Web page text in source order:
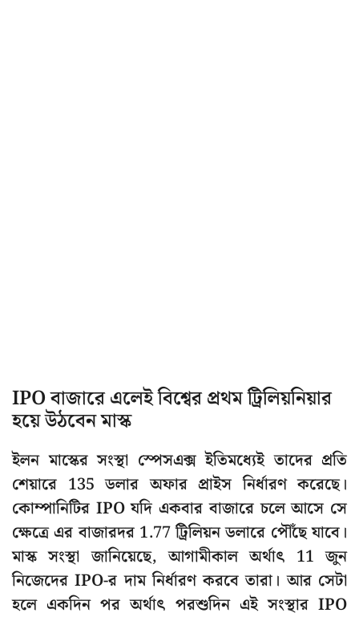
IPO বাজারে এলেই বিশ্বের প্রথম ট্রিলিয়নিয়ার
হয়ে উঠবেন মাস্ক
ইলন মাস্কের সংস্থা স্পেসএক্স ইতিমধ্যেই তাদের প্রতি
শেয়ারে 135 ডলার অফার প্রাইস নির্ধারণ করেছে।
কোম্পানিটির IPO যদি একবার বাজারে চলে আসে সে
ক্ষেত্রে এর বাজারদর 1.77 ট্রিলিয়ন ডলারে পৌঁছে যাবে।
মাস্ক সংস্থা জানিয়েছে, আগামীকাল অর্থাৎ 11 জুন
নিজেদের IPO-র দাম নির্ধারণ করবে তারা। আর সেটা
হলে একদিন পর অর্থাৎ পরশুদিন এই সংস্থার IPO